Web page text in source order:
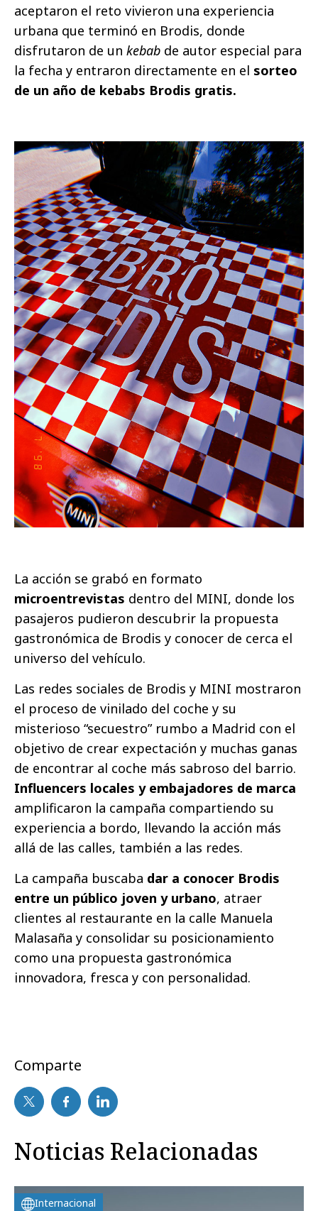
aceptaron el reto vivieron una experiencia
urbana que terminó en Brodis, donde
disfrutaron de un kebab de autor especial para
la fecha y entraron directamente en el sorteo
de un año de kebabs Brodis gratis.
La acción se grabó en formato
microentrevistas dentro del MINI, donde los
pasajeros pudieron descubrir la propuesta
gastronómica de Brodis y conocer de cerca el
universo del vehículo.
Las redes sociales de Brodis y MINI mostraron
el proceso de vinilado del coche y su
misterioso “secuestro” rumbo a Madrid con el
objetivo de crear expectación y muchas ganas
de encontrar al coche más sabroso del barrio.
Influencers locales y embajadores de marca
amplificaron la campaña compartiendo su
experiencia a bordo, llevando la acción más
allá de las calles, también a las redes.
La campaña buscaba dar a conocer Brodis
entre un público joven y urbano, atraer
clientes al restaurante en la calle Manuela
Malasaña y consolidar su posicionamiento
como una propuesta gastronómica
innovadora, fresca y con personalidad.
Comparte
Noticias Relacionadas
Internacional